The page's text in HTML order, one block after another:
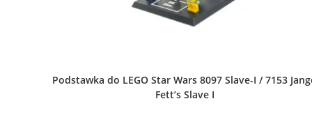
Podstawka do LEGO Star Wars 8097 Slave-I / 7153
Fett’s Slave I